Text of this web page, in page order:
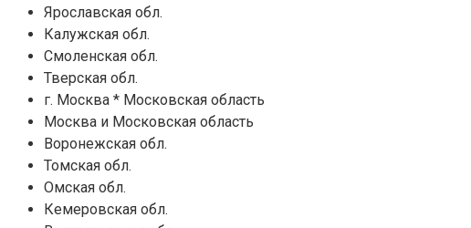
Ярославская обл.
Калужская обл.
Смоленская обл.
Тверская обл.
г. Москва * Московская область
Москва и Московская область
Воронежская обл.
Томская обл.
Омская обл.
Кемеровская обл.